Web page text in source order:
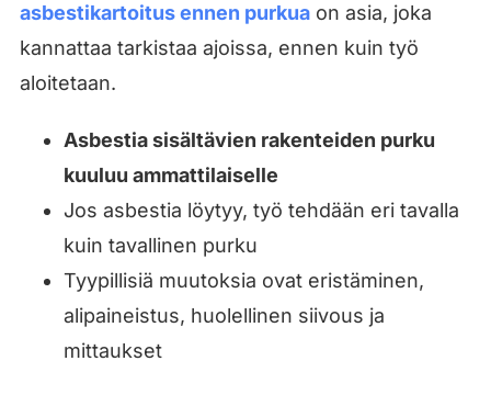
asbestikartoitus ennen purkuaon asia, joka
kannattaa tarkistaa ajoissa, ennen kuin työ
aloitetaan.
Asbestia sisältävien rakenteiden purku
kuuluu ammattilaiselle
Jos asbestia löytyy, työ tehdään eri tavalla
kuin tavallinen purku
Tyypillisiä muutoksia ovat eristäminen,
alipaineistus, huolellinen siivous ja
mittaukset